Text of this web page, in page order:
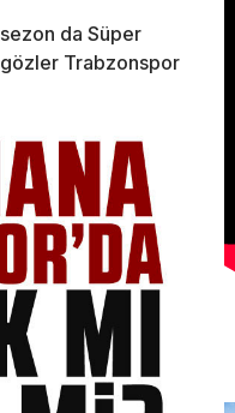
da Süper
gözler Trabzonspor